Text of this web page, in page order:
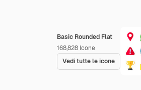
Basic Rounded Flat
168,828 Icone
Vedi tutte le icone